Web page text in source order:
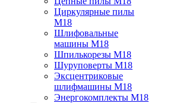
Циркулярные пилы
M18
Шлифовальные
машины M18
Шпилькорезы M18
Шуруповерты M18
Эксцентриковые
шлифмашины M18
Энергокомплекты M18